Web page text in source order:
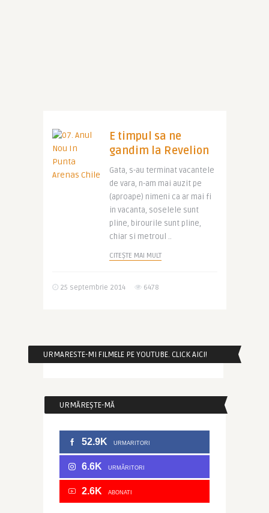
E timpul sa ne
gandim la Revelion
Gata, s-au terminat vacantele
de vara, n-am mai auzit pe
(aproape) nimeni ca ar mai fi
in vacanta, soselele sunt
pline, birourile sunt pline,
chiar si metroul ..
CITEȘTE MAI MULT
25 septembrie 2014 6478
URMARESTE-MI FILMELE PE YOUTUBE. CLICK AICI!
URMĂREȘTE-MĂ
52.9K URMARITORI
6.6K URMĂRITORI
2.6K ABONATI